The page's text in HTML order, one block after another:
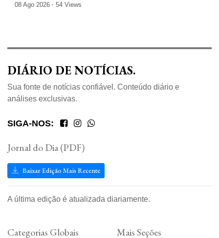
08 Ago 2026 54 Views
DIÁRIO DE NOTÍCIAS.
Sua fonte de notícias confiável. Conteúdo diário e
análises exclusivas.
SIGA-NOS:
Jornal do Dia (PDF)
Baixar Edição Mais Recente
A última edição é atualizada diariamente.
Categorias Globais Mais Seções